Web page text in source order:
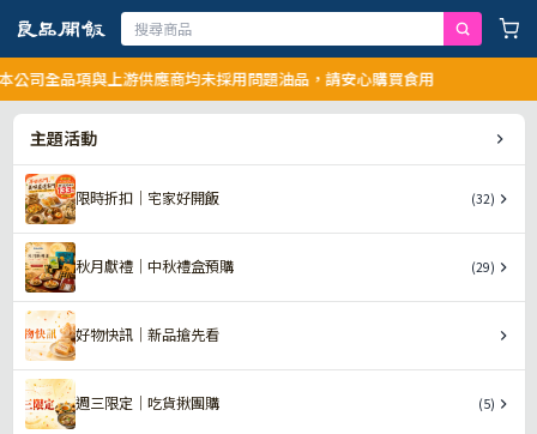
司全品項與上游供應商均未採用問題油品，請安心購買食用
主題活動
限時折扣｜宅家好開飯 (32)
秋月獻禮｜中秋禮盒預購 (29)
好物快訊｜新品搶先看
週三限定｜吃貨揪團購 (5)